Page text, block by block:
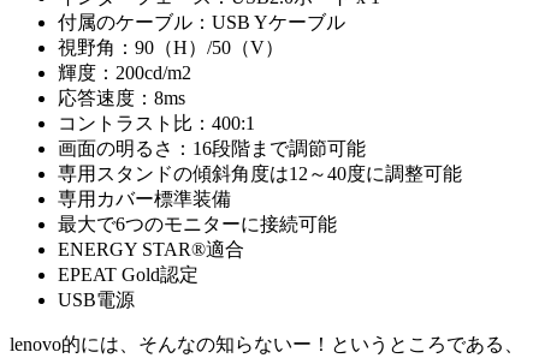
付属のケーブル：USB Yケーブル
視野角：90（H）/50（V）
輝度：200cd/m2
応答速度：8ms
コントラスト比：400:1
画面の明るさ：16段階まで調節可能
専用スタンドの傾斜角度は12～40度に調整可能
専用カバー標準装備
最大で6つのモニターに接続可能
ENERGY STAR®適合
EPEAT Gold認定
USB電源
lenovo的には、そんなの知らないー！というところである、